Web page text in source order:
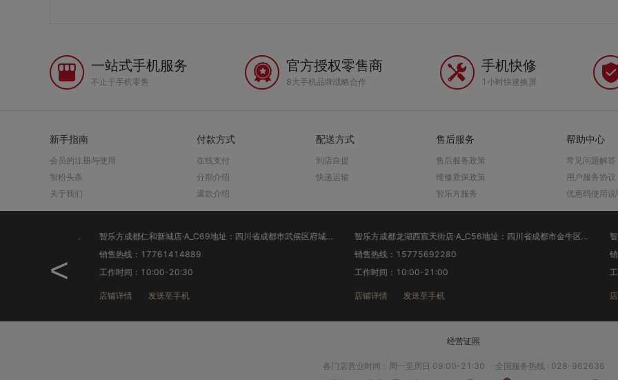
一站式手机服务
不止于手机零售
官方授权零售商
8大手机品牌战略合作
手机快修
1小时快速换屏
新手指南
会员的注册与使用
智粉头条
关于我们
付款方式
在线支付
分期介绍
退款介绍
配送方式
到店自提
快递运输
售后服务
售后服务政策
维修质保政策
智乐方服务
帮助中心
常见问题解答
用户服务协议
优惠码使用说
<
智乐方成都仁和新城店·A_C69地址：四川省成都市武侯区府城大道西段505号“仁和新城”1层底商
销售热线：17761414889
工作时间：10:00-20:30
店铺详情 发送至手机
智乐方成都龙湖西宸天街店·A_C56地址：四川省成都市金牛区花照壁西顺街314号附3号1层中国移动营业厅
销售热线：15775692280
工作时间：10:00-21:00
店铺详情 发送至手机
销
工
店铺
经营证照
各门店营业时间 : 周一至周日 09:00-21:30
全国服务热线 : 028-962636